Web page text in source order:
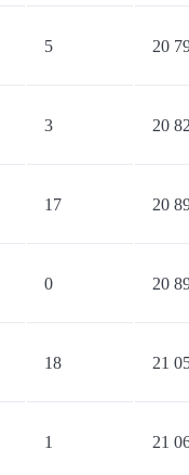
5 20
3 20
17 20
0 20
18 21
1 21